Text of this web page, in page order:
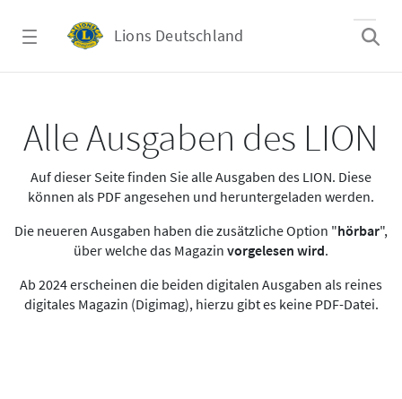
Lions Deutschland
Alle Ausgaben des LION
Auf dieser Seite finden Sie alle Ausgaben des LION. Diese
können als PDF angesehen und heruntergeladen werden.
Die neueren Ausgaben haben die zusätzliche Option "hörbar",
über welche das Magazin vorgelesen wird.
Ab 2024 erscheinen die beiden digitalen Ausgaben als reines
digitales Magazin (Digimag), hierzu gibt es keine PDF-Datei.